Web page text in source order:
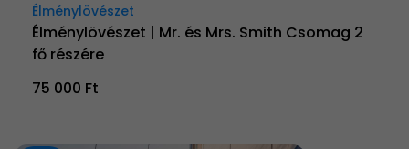
Élménylövészet
Élménylövészet | Mr. és Mrs. Smith Csomag 2
fő részére
75 000 Ft